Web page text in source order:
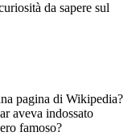
da sapere sul
pagina di Wikipedia?
aveva indossato
famoso?